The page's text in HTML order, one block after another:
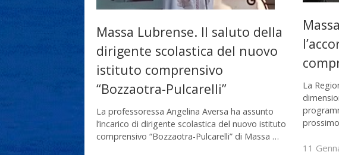
Massa Lubrense. Il saluto della
dirigente scolastica del nuovo
istituto comprensivo
“Bozzaotra-Pulcarelli”
La professoressa Angelina Aversa ha assunto
l’incarico di dirigente scolastica del nuovo istituto
comprensivo “Bozzaotra-Pulcarelli” di Massa …
La
11